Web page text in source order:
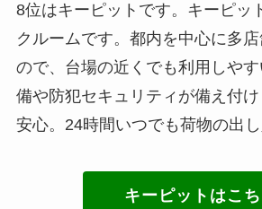
8位はキーピットです。キーピッ
クルームです。都内を中心に多
ので、台場の近くでも利用しや
備や防犯セキュリティが備え付
安心。24時間いつでも荷物の出し
キーピットはこち